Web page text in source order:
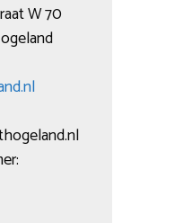
W 70